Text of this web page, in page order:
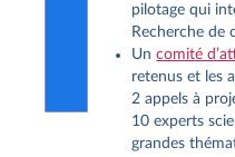
pilotage qui
Recherche de
Uncomité
retenus et les
2 appels à
10 experts
grandes